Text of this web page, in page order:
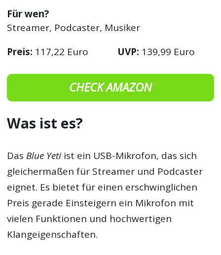
Für wen?
Streamer, Podcaster, Musiker
Preis: 117,22 Euro UVP: 139,99 Euro
CHECK AMAZON
Was ist es?
Das Blue Yeti ist ein USB-Mikrofon, das sich
gleichermaßen für Streamer und Podcaster
eignet. Es bietet für einen erschwinglichen
Preis gerade Einsteigern ein Mikrofon mit
vielen Funktionen und hochwertigen
Klangeigenschaften.